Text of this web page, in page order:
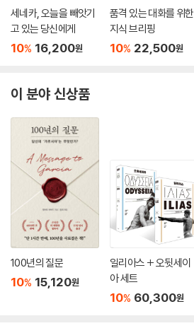
세네카, 오늘을 빼앗기
고 있는 당신에게
10% 16,200원
품격 있는 대화를 위한
지식 브리핑
10% 22,500원
이 분야 신상품
100년의 질문
10% 15,120원
일리아스 + 오뒷세이
아 세트
10% 60,300원